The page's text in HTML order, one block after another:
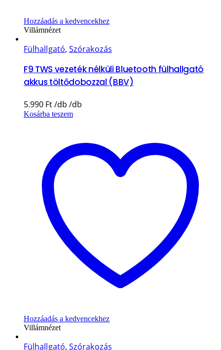
Hozzáadás a kedvencekhez
Villámnézet
Fülhallgató,Szórakozás
F9 TWS vezeték nélküli Bluetooth fülhallgató
akkus töltődobozzal (BBV)
5.990 Ft
Kosárba teszem
Hozzáadás a kedvencekhez
Villámnézet
Fülhallgató,Szórakozás